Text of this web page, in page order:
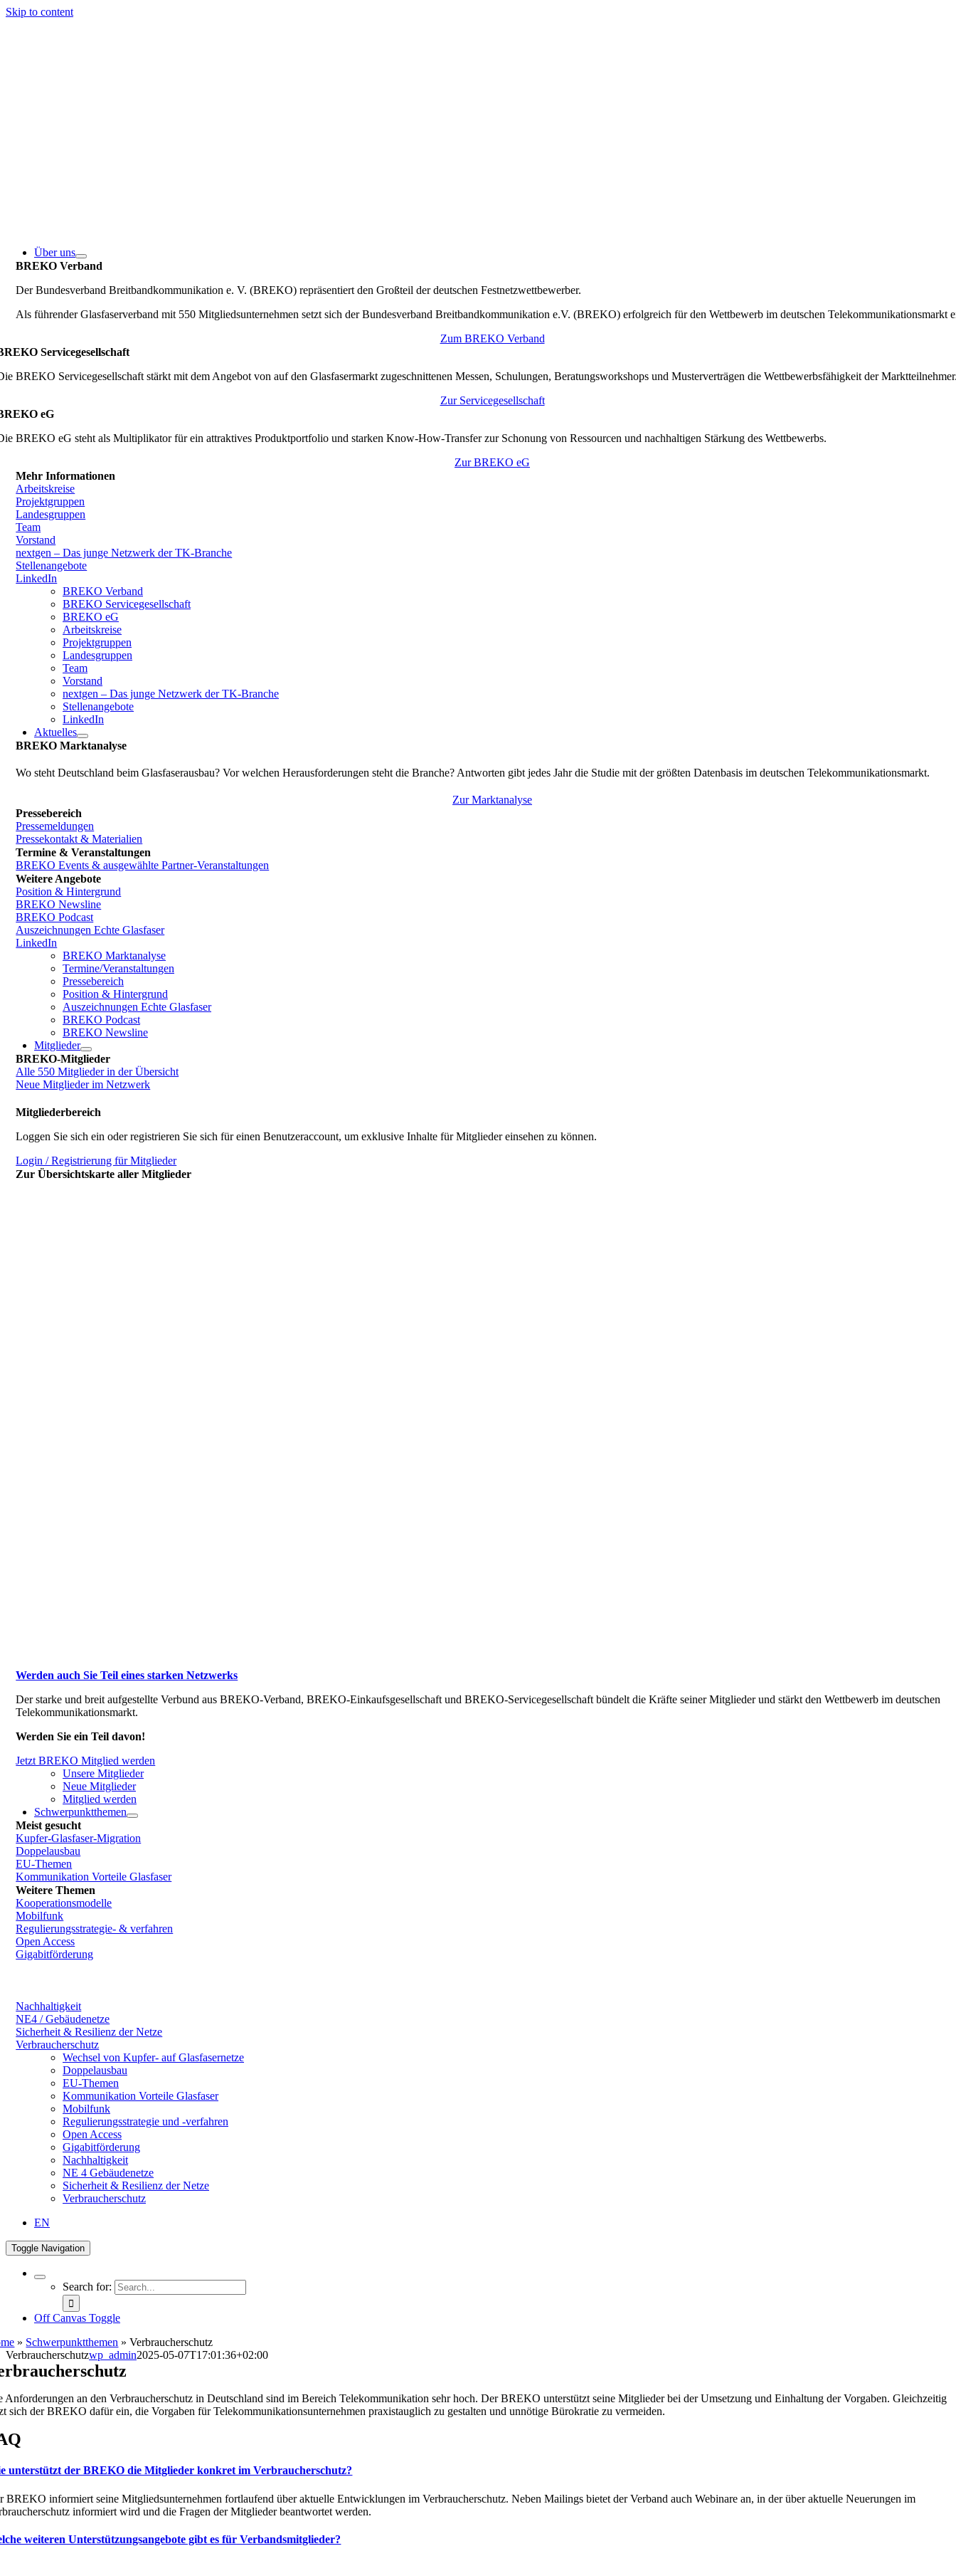
Skip to content
Über uns
BREKO Verband
Der Bundesverband Breitbandkommunikation e. V. (BREKO) repräsentiert den Großteil der deutschen Festnetzwettbewerber.
Als führender Glasfaserverband mit 550 Mitgliedsunternehmen setzt sich der Bundesverband Breitbandkommunikation e.V. (BREKO) erfolgreich für den Wettbewerb im deutschen Telekommunikationsmarkt
Zum BREKO Verband
Servicegesellschaft
BREKO Servicegesellschaft stärkt mit dem Angebot von auf den Glasfasermarkt zugeschnittenen Messen, Schulungen, Beratungsworkshops und Musterverträgen die Wettbewerbsfähigkeit der
Zur Servicegesellschaft
eG
BREKO eG steht als Multiplikator für ein attraktives Produktportfolio und starken Know-How-Transfer zur Schonung von Ressourcen und nachhaltigen Stärkung des Wettbewerbs.
Zur BREKO eG
Mehr Informationen
Arbeitskreise
Projektgruppen
Landesgruppen
Team
Vorstand
nextgen – Das junge Netzwerk der TK-Branche
Stellenangebote
LinkedIn
BREKO Verband
BREKO Servicegesellschaft
BREKO eG
Arbeitskreise
Projektgruppen
Landesgruppen
Team
Vorstand
nextgen – Das junge Netzwerk der TK-Branche
Stellenangebote
LinkedIn
Aktuelles
BREKO Marktanalyse
Wo steht Deutschland beim Glasfaserausbau? Vor welchen Herausforderungen steht die Branche? Antworten gibt jedes Jahr die Studie mit der größten Datenbasis im deutschen Telekommunikationsmarkt.
Zur Marktanalyse
Pressebereich
Pressemeldungen
Pressekontakt & Materialien
Termine & Veranstaltungen
BREKO Events & ausgewählte Partner-Veranstaltungen
Weitere Angebote
Position & Hintergrund
BREKO Newsline
BREKO Podcast
Auszeichnungen Echte Glasfaser
LinkedIn
BREKO Marktanalyse
Termine/Veranstaltungen
Pressebereich
Position & Hintergrund
Auszeichnungen Echte Glasfaser
BREKO Podcast
BREKO Newsline
Mitglieder
BREKO-Mitglieder
Alle 550 Mitglieder in der Übersicht
Neue Mitglieder im Netzwerk
Mitgliederbereich
Loggen Sie sich ein oder registrieren Sie sich für einen Benutzeraccount, um exklusive Inhalte für Mitglieder einsehen zu können.
Login / Registrierung für Mitglieder
Zur Übersichtskarte aller Mitglieder
Werden auch Sie Teil eines starken Netzwerks
Der starke und breit aufgestellte Verbund aus BREKO-Verband, BREKO-Einkaufsgesellschaft und BREKO-Servicegesellschaft bündelt die Kräfte seiner Mitglieder und stärkt den Wettbewerb im deutschen
Telekommunikationsmarkt.
Werden Sie ein Teil davon!
Jetzt BREKO Mitglied werden
Unsere Mitglieder
Neue Mitglieder
Mitglied werden
Schwerpunktthemen
Meist gesucht
Kupfer-Glasfaser-Migration
Doppelausbau
EU-Themen
Kommunikation Vorteile Glasfaser
Weitere Themen
Kooperationsmodelle
Mobilfunk
Regulierungsstrategie- & verfahren
Open Access
Gigabitförderung
Nachhaltigkeit
NE4 / Gebäudenetze
Sicherheit & Resilienz der Netze
Verbraucherschutz
Wechsel von Kupfer- auf Glasfasernetze
Doppelausbau
EU-Themen
Kommunikation Vorteile Glasfaser
Mobilfunk
Regulierungsstrategie und -verfahren
Open Access
Gigabitförderung
Nachhaltigkeit
NE 4 Gebäudenetze
Sicherheit & Resilienz der Netze
Verbraucherschutz
EN
Toggle Navigation
Search for:
Off Canvas Toggle
» Schwerpunktthemen »Verbraucherschutz
Verbraucherschutzwp_admin2025-05-07T17:01:36+02:00
Anforderungen an denVerbraucherschutzinDeutschland sind imBereich Telekommunikationsehr hoch.Der BREKO unterstütztseineMitgliederbeiderUmsetzungundEinhaltung derVorgaben.Gleichzeitig
sichder BREKO dafür ein,die Vorgaben fürTelekommunikationsunternehmen praxistauglich zu gestalten und unnötigeBürokratie zu vermeiden.
unterstützt der BREKO die Mitglieder konkret im Verbraucherschutz?
BREKO informiert seine Mitgliedsunternehmenfortlaufend über aktuelle Entwicklungen im Verbraucherschutz. Neben Mailings bietet der Verband auch Webinare an, in der über aktuelle Neuerungen im
informiert wird unddie Fragen der Mitglieder beantwortet werden.
weiteren Unterstützungsangebote gibt es für Verbandsmitglieder?